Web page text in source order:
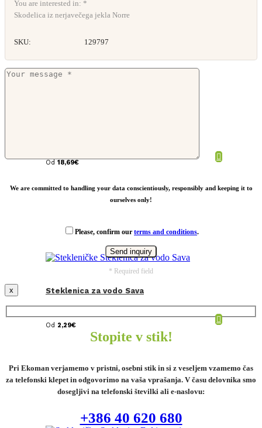
Od 18,69€
Steklenica za vodo Sava
Od 2,29€
You are interested in: *
Skodelica iz nerjavečega jekla Norre
SKU: 129797
We are committed to handling your data conscientiously, responsibly and keeping it to
ourselves only!
Please, confirm our terms and conditions.
* Required field
x
Stopite v stik!
Pri Ekoman verjamemo v pristni, osebni stik in si z veseljem vzamemo čas
za telefonski klepet in odgovorimo na vaša vprašanja. V času delovnika smo
dosegljivi na telefonski številki ali e-naslovu:
+386 40 620 680